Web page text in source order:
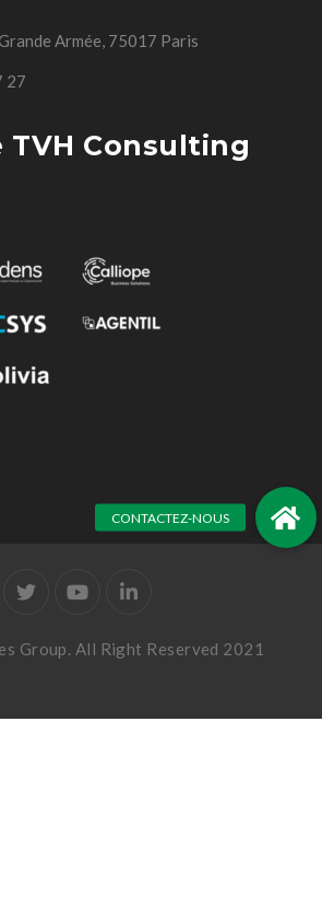
Armée, 75017 Paris
27
TVH Consulting
Group. All Right Reserved 2021